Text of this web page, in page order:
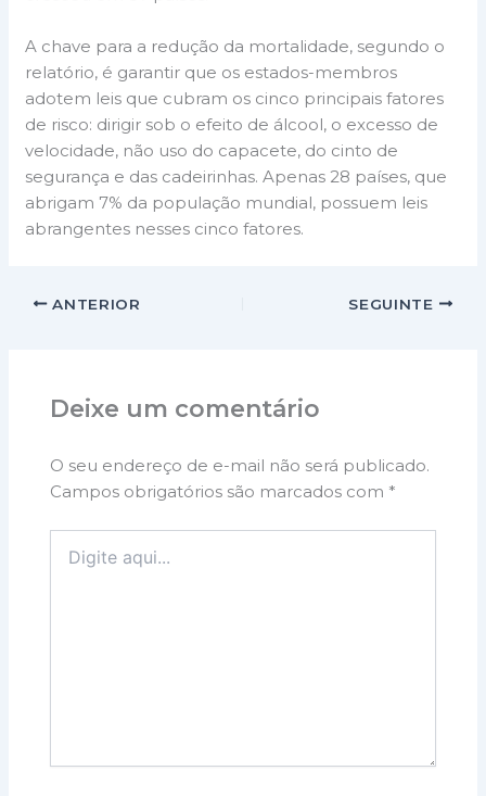
A chave para a redução da mortalidade, segundo o
relatório, é garantir que os estados-membros
adotem leis que cubram os cinco principais fatores
de risco: dirigir sob o efeito de álcool, o excesso de
velocidade, não uso do capacete, do cinto de
segurança e das cadeirinhas. Apenas 28 países, que
abrigam 7% da população mundial, possuem leis
abrangentes nesses cinco fatores.
ANTERIOR SEGUINTE
Deixe um comentário
O seu endereço de e-mail não será publicado.
Campos obrigatórios são marcados com *
aqui...